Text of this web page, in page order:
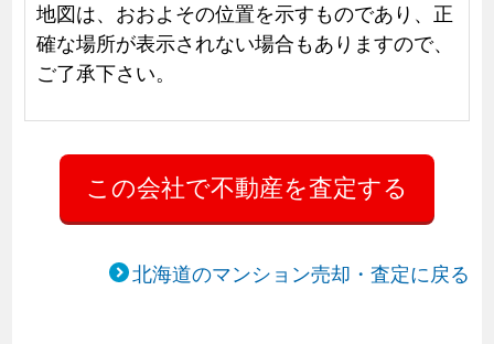
地図は、おおよその位置を示すものであり、正
確な場所が表示されない場合もありますので、
ご了承下さい。
北海道のマンション売却・査定に戻る